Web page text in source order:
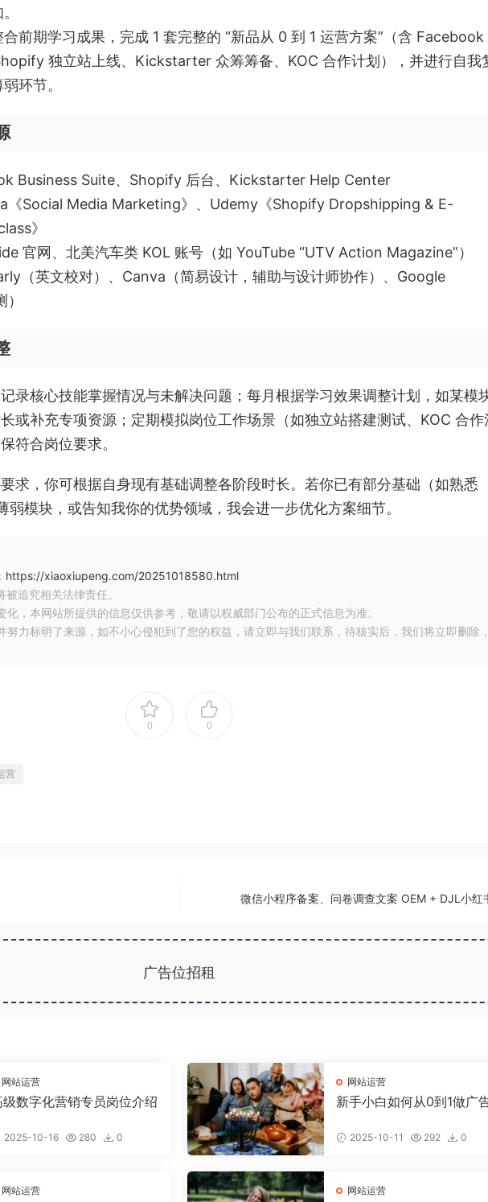
合前期学习成果，完成 1 套完整的 “新品从 0 到 1 运营方案”（含 Facebook
独立站上线、Kickstarter 众筹筹备、KOC 合作计划），并进行自我
环节。
Business Suite、Shopify 后台、Kickstarter Help Center
《Social Media Marketing》、Udemy《Shopify Dropshipping & E-
》
官网、北美汽车类 KOL 账号（如 YouTube “UTV Action Magazine”）
（英文校对）、Canva（简易设计，辅助与设计师协作）、Google
录核心技能掌握情况与未解决问题；每月根据学习效果调整计划，如某模
或补充专项资源；定期模拟岗位工作场景（如独立站搭建测试、KOC 合作
符合岗位要求。
求，你可根据自身现有基础调整各阶段时长。若你已有部分基础（如熟悉
模块，或告知我你的优势领域，我会进一步优化方案细节。
https://xiaoxiupeng.com/20251018580.html
追究相关法律责任。
，本网站所提供的信息仅供参考，敬请以权威部门公布的正式信息为准。
努力标明了来源，如不小心侵犯到了您的权益，请立即与我们联系，待核实后，我们将立即删除
0 0
营
微信小程序备案、问卷调查文案 OEM + DJL小红
广告位招租
网站运营
级数字化营销专员岗位介绍
2025-10-16 280 0
网站运营
新手小白如何从0到1做广
2025-10-11 292 0
网站运营 网站运营